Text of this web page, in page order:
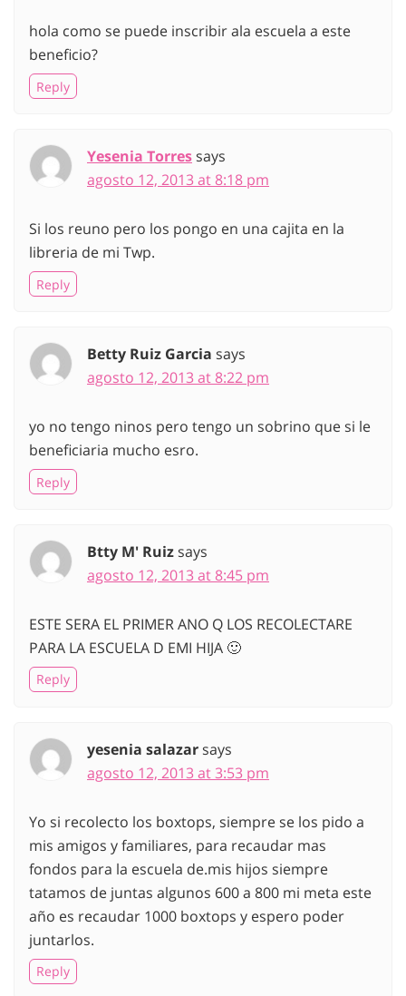
hola como se puede inscribir ala escuela a este
beneficio?
Reply
Yesenia Torressays
agosto 12, 2013 at 8:18 pm
Si los reuno pero los pongo en una cajita en la
libreria de mi Twp.
Reply
Betty Ruiz Garcia says
agosto 12, 2013 at 8:22 pm
yo no tengo ninos pero tengo un sobrino que si le
beneficiaria mucho esro.
Reply
Btty M' Ruizsays
agosto 12, 2013 at 8:45 pm
ESTE SERA EL PRIMER ANO Q LOS RECOLECTARE
PARA LA ESCUELA D EMI HIJA 🙂
Reply
yesenia salazarsays
agosto 12, 2013 at 3:53 pm
Yo si recolecto los boxtops, siempre se los pido a
mis amigos y familiares, para recaudar mas
fondos para la escuela de.mis hijos siempre
tatamos de juntas algunos 600 a 800 mi meta este
año es recaudar 1000 boxtops y espero poder
juntarlos.
Reply